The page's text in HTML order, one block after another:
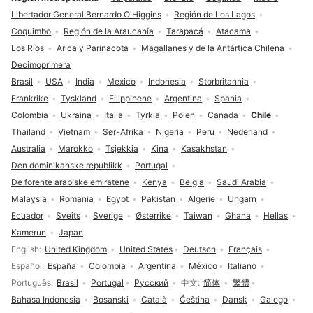
Språkvalg
English United Kingdom United States Deutsch
Français
Español
España Colombia Argentina México
Italiano
Português Brasil Portugal Русский 中文 简体
繁體
Bahasa Indonesia
Bosanski Català Čeština Dansk
Galego
Brasil USA India Mexico Indonesia
Storbritannia
Frankrike
Tyskland Filippinene Argentina
Spania
Colombia
Ukraina Italia Tyrkia Polen Canada
Chile
Thailand
Vietnam Sør-Afrika Nigeria Peru
Nederland
Australia
Marokko Tsjekkia Kina
Kasakhstan
Den dominikanske republikk
Portugal
De forente arabiske emiratene
Kenya Belgia
Saudi Arabia
Malaysia
Romania Egypt Pakistan Algerie
Ungarn
Ecuador
Sveits Sverige Østerrike Taiwan Ghana
Hellas
Kamerun
Japan
Libertador General Bernardo O'Higgins
Región de Los Lagos
Coquimbo
Región de la Araucanía Tarapacá
Atacama
Los Ríos
Arica y Parinacota
Magallanes y de la Antártica Chilena
Decimoprimera